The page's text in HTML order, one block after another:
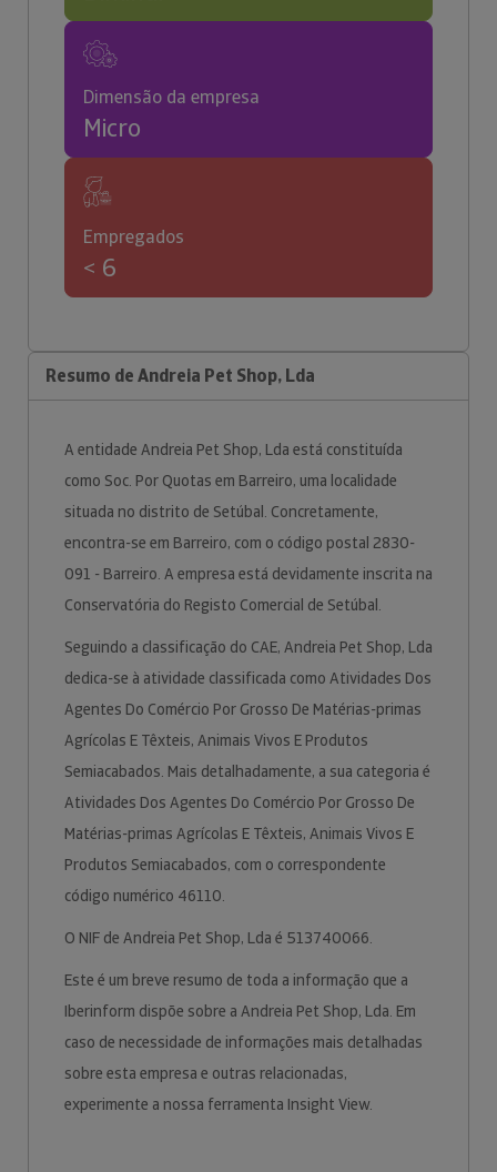
Dimensão da empresa
Micro
Empregados
< 6
Resumo de Andreia Pet Shop, Lda
A entidade Andreia Pet Shop, Lda está constituída
como Soc. Por Quotas em Barreiro, uma localidade
situada no distrito de Setúbal. Concretamente,
encontra-se em Barreiro, com o código postal 2830-
091 - Barreiro. A empresa está devidamente inscrita na
Conservatória do Registo Comercial de Setúbal.
Seguindo a classificação do CAE, Andreia Pet Shop, Lda
dedica-se à atividade classificada como Atividades Dos
Agentes Do Comércio Por Grosso De Matérias-primas
Agrícolas E Têxteis, Animais Vivos E Produtos
Semiacabados. Mais detalhadamente, a sua categoria é
Atividades Dos Agentes Do Comércio Por Grosso De
Matérias-primas Agrícolas E Têxteis, Animais Vivos E
Produtos Semiacabados, com o correspondente
código numérico 46110.
O NIF de Andreia Pet Shop, Lda é 513740066.
Este é um breve resumo de toda a informação que a
Iberinform dispõe sobre a Andreia Pet Shop, Lda. Em
caso de necessidade de informações mais detalhadas
sobre esta empresa e outras relacionadas,
experimente a nossa ferramenta Insight View.